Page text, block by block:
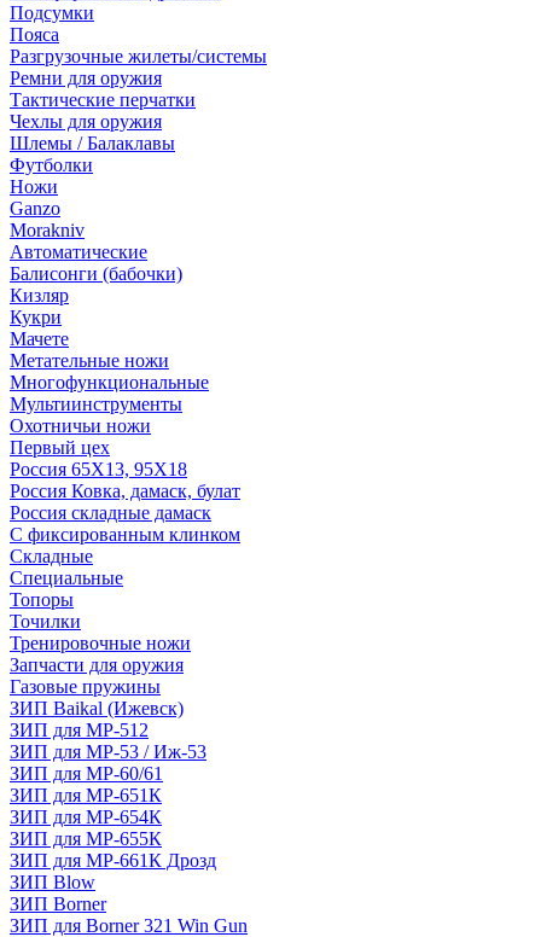
Подсумки
Пояса
Разгрузочные жилеты/системы
Ремни для оружия
Тактические перчатки
Чехлы для оружия
Шлемы / Балаклавы
Футболки
Ножи
Ganzo
Morakniv
Автоматические
Балисонги (бабочки)
Кизляр
Кукри
Мачете
Метательные ножи
Многофункциональные
Мультиинструменты
Охотничьи ножи
Первый цех
Россия 65Х13, 95Х18
Россия Ковка, дамаск, булат
Россия складные дамаск
С фиксированным клинком
Складные
Специальные
Топоры
Точилки
Тренировочные ножи
Запчасти для оружия
Газовые пружины
ЗИП Baikal (Ижевск)
ЗИП для МР-512
ЗИП для МР-53 / Иж-53
ЗИП для МР-60/61
ЗИП для МР-651К
ЗИП для МР-654К
ЗИП для МР-655К
ЗИП для МР-661К Дрозд
ЗИП Blow
ЗИП Borner
ЗИП для Borner 321 Win Gun